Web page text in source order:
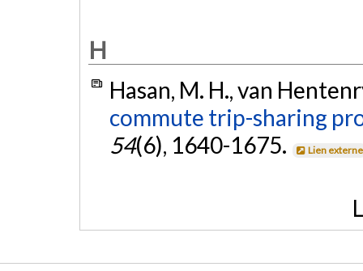
H
Hasan, M. H., van
commute trip-sharing
54(6), 1640-1675. Lien externe